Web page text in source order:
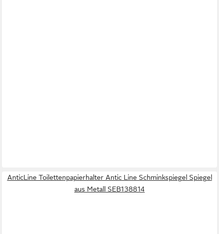
AnticLine Toilettenpapierhalter Antic Line Schminkspiegel Spiegel
aus Metall SEB138814